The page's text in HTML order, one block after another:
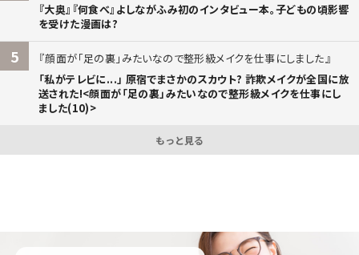
『大奥』『何食べ』よしながふみ初のインタビュー本。子どもの頃影響
を受けた漫画は?
5
顔面が「足の裏」みたいなので整形級メイクを仕事にしました
「私がテレビに...」 原宿でまさかのスカウト? 詐欺メイクが全国に放
送された!<顔面が「足の裏」みたいなので整形級メイクを仕事にし
ました(10)>
もっと見る